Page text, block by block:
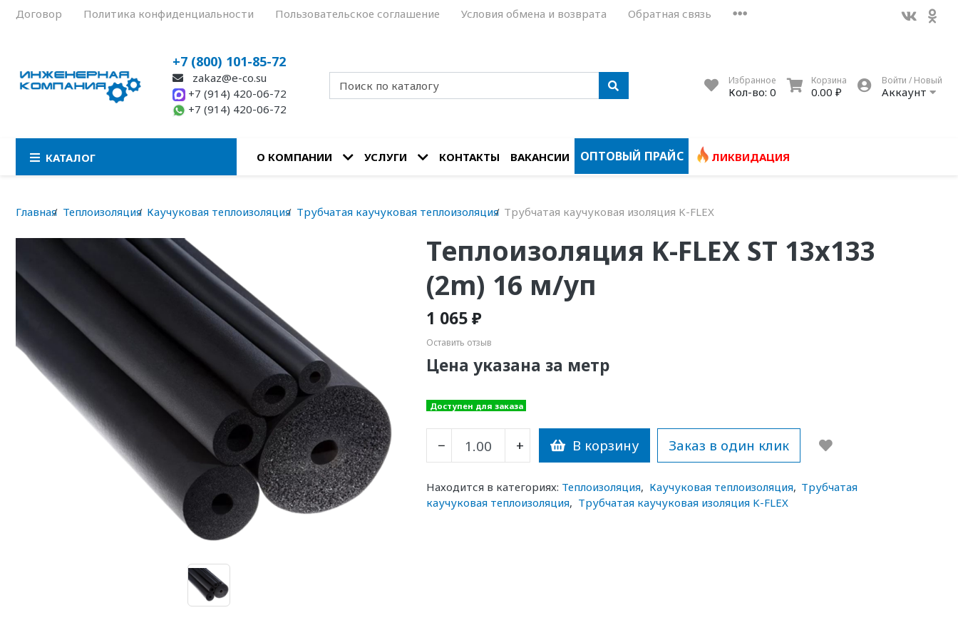
Договор Политика конфиденциальности Пользовательское соглашение Условия обмена и возврата Обратная связь
+7 (800) 101-85-72
zakaz@e-co.su
+7 (914) 420-06-72
+7 (914) 420-06-72
Избранное
Кол-во: 0
Корзина
0.00 ₽
Войти / Новый
Аккаунт
КАТАЛОГ О КОМПАНИИ УСЛУГИ КОНТАКТЫ ВАКАНСИИ ОПТОВЫЙ ПРАЙС ЛИКВИДАЦИЯ
Главная Теплоизоляция Каучуковая теплоизоляция Трубчатая каучуковая теплоизоляция Трубчатая каучуковая изоляция K-FLEX
Теплоизоляция K-FLEX ST 13x133
(2m) 16 м/уп
1 065 ₽
Оставить отзыв
Цена указана за метр
Доступен для заказа
− + В корзину Заказ в один клик
Находится в категориях: Теплоизоляция, Каучуковая теплоизоляция, Трубчатая
каучуковая теплоизоляция, Трубчатая каучуковая изоляция K-FLEX